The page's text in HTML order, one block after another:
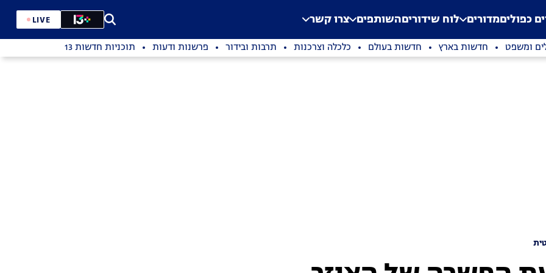
Application error: a
. כפוליםמדורים לוח שידוריםהשותפים צרו קשר LIVE
ומשפט חדשות בארץ חדשות בעולם כלכלה וצרכנות תרבות ובידור פרשנות ודעות תוכניות חדשות 13